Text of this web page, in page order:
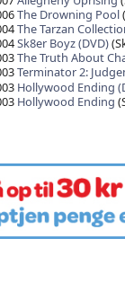
The Drowning Pool
The Tarzan
Sk8er Boyz (DVD)
The Truth About
Terminator 2:
Hollywood Ending
Hollywood Ending